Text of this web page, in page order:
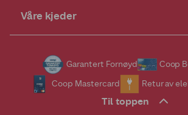
Våre kjeder
Garantert Fornøyd
Coop
Coop Mastercard
Retur av
Til toppen